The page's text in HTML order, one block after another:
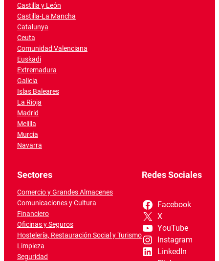
Castilla y León
Castilla-La Mancha
Catalunya
Ceuta
Comunidad Valenciana
Euskadi
Extremadura
Galicia
Islas Baleares
La Rioja
Madrid
Melilla
Murcia
Navarra
Sectores
Comercio y Grandes Almacenes
Comunicaciones y Cultura
Financiero
Oficinas y Seguros
Hostelería, Restauración Social y Turismo
Limpieza
Seguridad
Redes Sociales
Facebook
X
YouTube
Instagram
LinkedIn